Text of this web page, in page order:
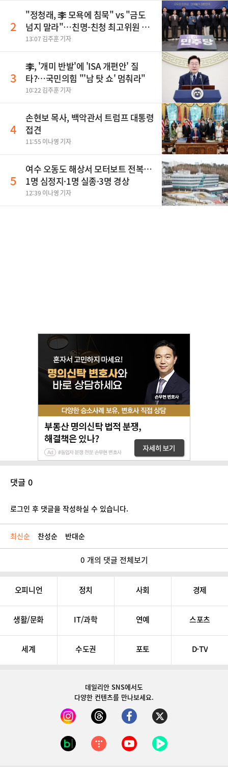
2
"정청래, 李 모욕에 침묵" vs "금도
넘지 말라"…친명-친청 최고위원 후
보, 제주서 격돌
13:07 김주훈 기자
3
李, '개미 반발'에 'ISA 개편안' 질
타?…국민의힘 "'남 탓 쇼' 멈춰라"
10:22 김주훈 기자
4
손현보 목사, 백악관서 트럼프 대통령
접견
11:55 이나영 기자
5
여수 오동도 해상서 모터보트 전복…
1명 심정지·1명 실종·3명 경상
12:39 이나영 기자
댓글 0
로그인 후 댓글을 작성하실 수 있습니다.
최신순 찬성순 반대순
0 개의 댓글 전체보기
오피니언 정치 사회 경제
생활/문화 IT/과학 연예 스포츠
세계 수도권 포토 D-TV
데일리안 SNS에서도
다양한 컨텐츠를 만나보세요.